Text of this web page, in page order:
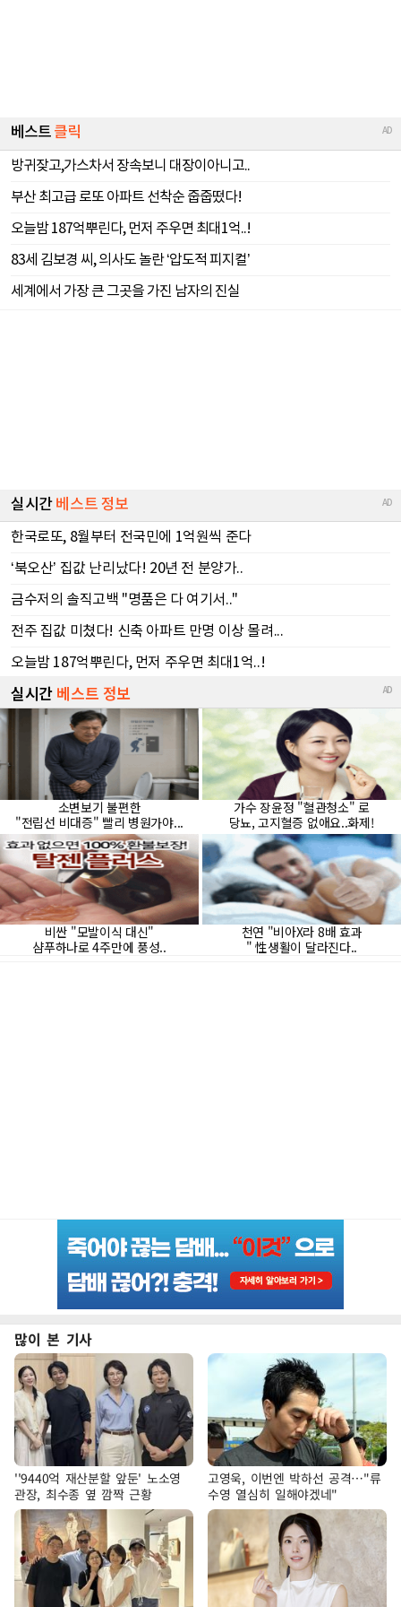
많이 본 기사
''9440억 재산분할 앞둔' 노소영
관장, 최수종 옆 깜짝 근황
고영욱, 이번엔 박하선 공격…"류
수영 열심히 일해야겠네"